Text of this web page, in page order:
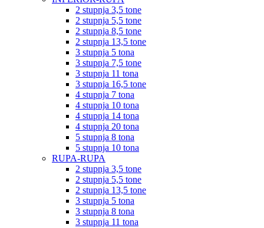
2 stupnja 3,5 tone
2 stupnja 5,5 tone
2 stupnja 8,5 tone
2 stupnja 13,5 tone
3 stupnja 5 tona
3 stupnja 7,5 tone
3 stupnja 11 tona
3 stupnja 16,5 tone
4 stupnja 7 tona
4 stupnja 10 tona
4 stupnja 14 tona
4 stupnja 20 tona
5 stupnja 8 tona
5 stupnja 10 tona
RUPA-RUPA
2 stupnja 3,5 tone
2 stupnja 5,5 tone
2 stupnja 13,5 tone
3 stupnja 5 tona
3 stupnja 8 tona
3 stupnja 11 tona